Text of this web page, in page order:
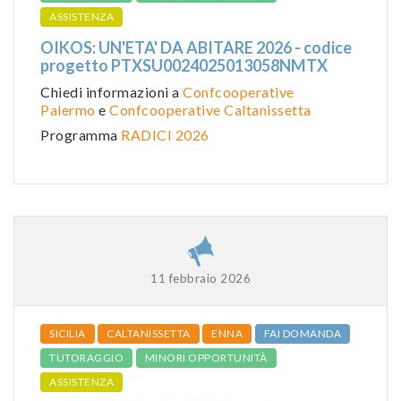
ASSISTENZA
OIKOS: UN'ETA' DA ABITARE 2026 - codice
progetto PTXSU0024025013058NMTX
Chiedi informazioni a Confcooperative
Palermo e Confcooperative Caltanissetta
Programma RADICI 2026
11 febbraio 2026
SICILIA CALTANISSETTA ENNA
FAI DOMANDA
TUTORAGGIO
MINORI OPPORTUNITÀ
ASSISTENZA